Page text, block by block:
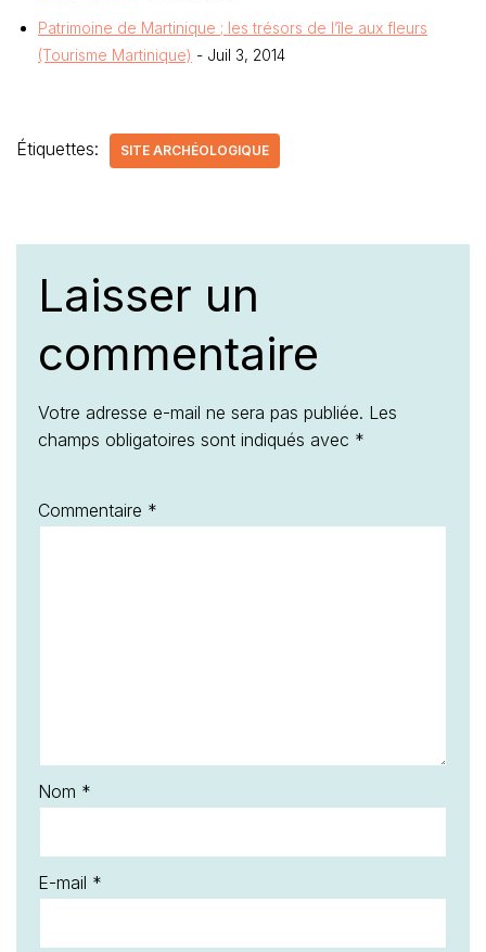
Patrimoine de Martinique ; les trésors de l’île aux fleurs
(Tourisme Martinique) - Juil 3, 2014
Étiquettes: SITE ARCHÉOLOGIQUE
Laisser un
commentaire
Votre adresse e-mail ne sera pas publiée. Les
champs obligatoires sont indiqués avec *
Commentaire *
Nom *
E-mail *